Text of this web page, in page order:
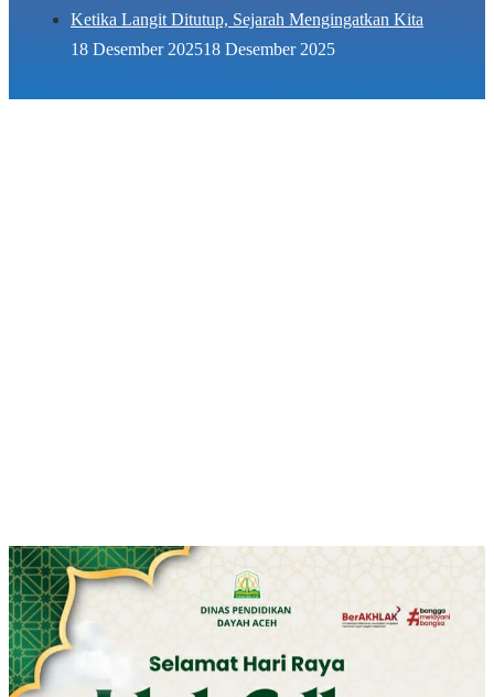
Ketika Langit Ditutup, Sejarah Mengingatkan Kita
18 Desember 202518 Desember 2025